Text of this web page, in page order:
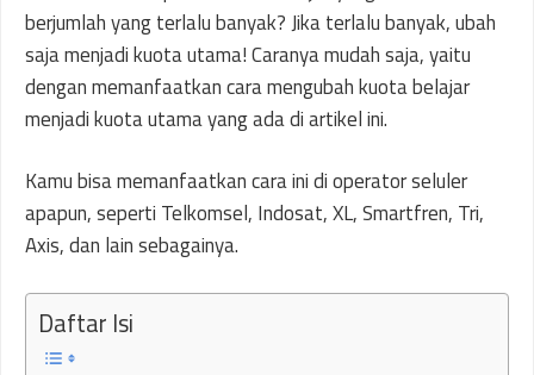
berjumlah yang terlalu banyak? Jika terlalu banyak, ubah
saja menjadi kuota utama! Caranya mudah saja, yaitu
dengan memanfaatkan cara mengubah kuota belajar
menjadi kuota utama yang ada di artikel ini.
Kamu bisa memanfaatkan cara ini di operator seluler
apapun, seperti Telkomsel, Indosat, XL, Smartfren, Tri,
Axis, dan lain sebagainya.
Daftar Isi